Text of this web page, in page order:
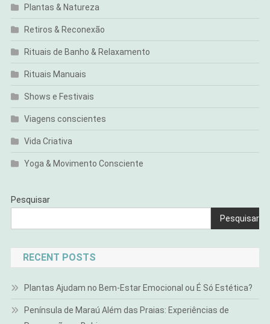
Plantas & Natureza
Retiros & Reconexão
Rituais de Banho & Relaxamento
Rituais Manuais
Shows e Festivais
Viagens conscientes
Vida Criativa
Yoga & Movimento Consciente
Pesquisar
Pesquisar
RECENT POSTS
Plantas Ajudam no Bem-Estar Emocional ou É Só Estética?
Península de Maraú Além das Praias: Experiências de